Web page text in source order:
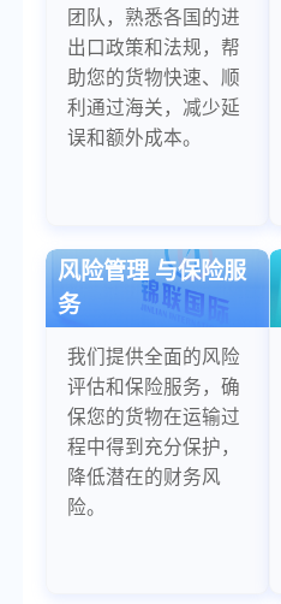
团队，熟悉各国的进
出口政策和法规，帮
助您的货物快速、顺
利通过海关，减少延
误和额外成本。
风险管理 与保险服
务
我们提供全面的风险
评估和保险服务，确
保您的货物在运输过
程中得到充分保护，
降低潜在的财务风
险。